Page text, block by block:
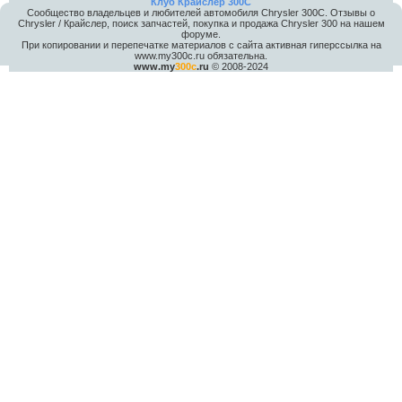
Сообщество владельцев и любителей автомобиля Chrysler 300С. Отзывы о
Chrysler / Крайслер, поиск запчастей, покупка и продажа Chrysler 300 на нашем
форуме.
При копировании и перепечатке материалов с сайта активная гиперссылка на
www.my300c.ru обязательна.
www.my300c.ru © 2008-2024